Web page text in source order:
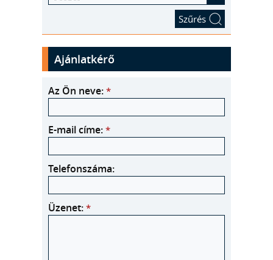
Ajánlatkérő
Az Ön neve: *
E-mail címe: *
Telefonszáma:
Üzenet: *